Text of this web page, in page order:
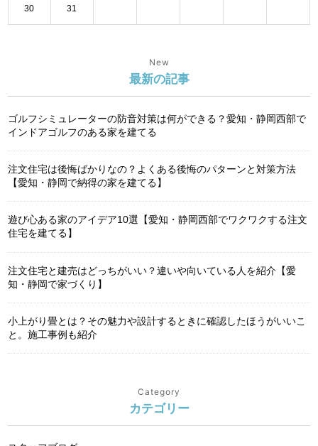
30 31
New
最新の記事
ゴルフシミュレーターの防音対策は何ができる？愛知・静岡西部で
インドアゴルフのある家を建てる
注文住宅は後悔ばかりなの？よくある後悔のパターンと対策方法
【愛知・静岡で納得の家を建てる】
遊び心ある家のアイデア10選【愛知・静岡西部でワクワクする注文
住宅を建てる】
注文住宅と建売はどっちがいい？違いや向いている人を紹介【愛
知・静岡で家づくり】
小上がり畳とは？その魅力や設計するときに確認したほうがいいこ
と。施工事例も紹介
Category
カテゴリー